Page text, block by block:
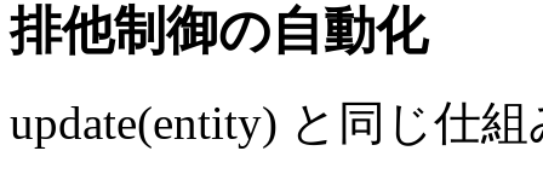
排他制御の自動化
update(entity) と同じ仕